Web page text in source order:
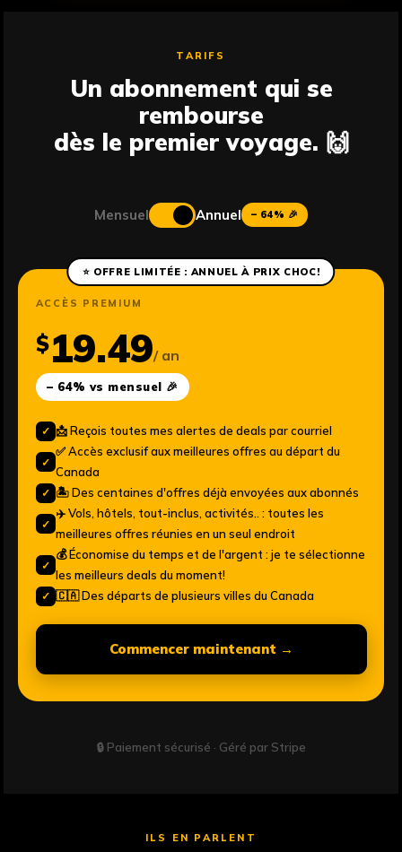
TARIFS
Un abonnement qui se
rembourse
dès le premier voyage. 🙌
Mensuel Annuel – 64% 🎉
⭐ OFFRE LIMITÉE : ANNUEL À PRIX CHOC!
ACCÈS PREMIUM
$19.49/ an
– 64% vs mensuel 🎉
✓ 📩 Reçois toutes mes alertes de deals par courriel
✓
✅ Accès exclusif aux meilleures offres au départ du
Canada
✓ 🏝️ Des centaines d'offres déjà envoyées aux abonnés
✓
✈️ Vols, hôtels, tout-inclus, activités.. : toutes les
meilleures offres réunies en un seul endroit
✓
💰 Économise du temps et de l'argent : je te sélectionne
les meilleurs deals du moment!
✓ 🇨🇦 Des départs de plusieurs villes du Canada
Commencer maintenant →
🔒 Paiement sécurisé · Géré par Stripe
ILS EN PARLENT